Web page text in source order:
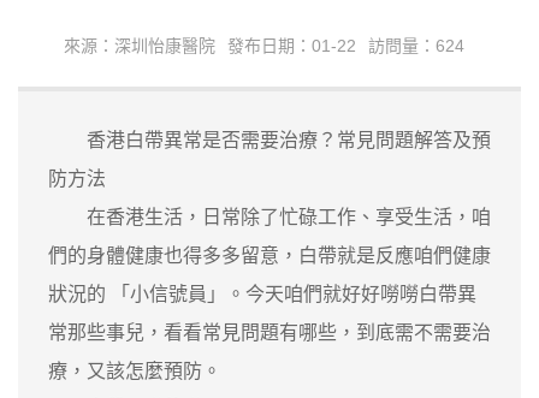
來源：深圳怡康醫院 發布日期：01-22 訪問量：624
香港白帶異常是否需要治療？常見問題解答及預
防方法
在香港生活，日常除了忙碌工作、享受生活，咱
們的身體健康也得多多留意，白帶就是反應咱們健康
狀況的 「小信號員」。今天咱們就好好嘮嘮白帶異
常那些事兒，看看常見問題有哪些，到底需不需要治
療，又該怎麼預防。